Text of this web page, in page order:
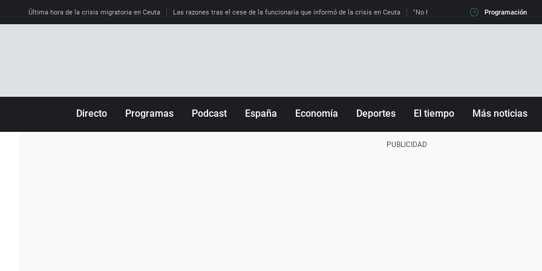
Última hora de la crisis migratoria en Ceuta Las razones tras el cese de la funcionaria que informó de la crisis en Ceuta "No hay mafias, que no nos engañen":
Programación
Directo Programas Podcast España Economía Deportes El tiempo Más noticias